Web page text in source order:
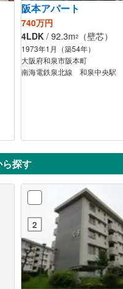
阪本アパート
740万円
4LDK / 92.3m2 （壁芯）
1973年1月（築54年）
大阪府和泉市阪本町
南海電鉄泉北線 和泉中央駅
探す
2